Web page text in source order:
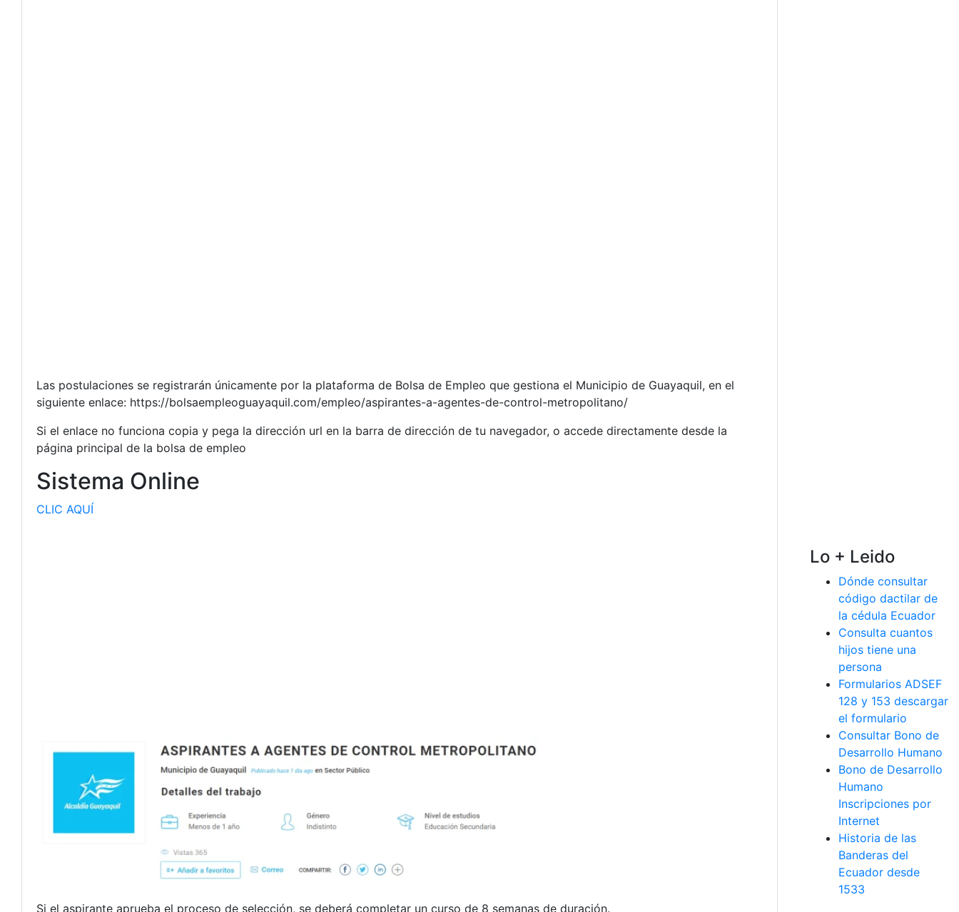
Las postulaciones se registrarán únicamente por la plataforma de Bolsa de Empleo que gestiona el Municipio de Guayaquil, en el
siguiente enlace: https://bolsaempleoguayaquil.com/empleo/aspirantes-a-agentes-de-control-metropolitano/
Si el enlace no funciona copia y pega la dirección url en la barra de dirección de tu navegador, o accede directamente desde la
página principal de la bolsa de empleo
Sistema Online
CLIC AQUÍ
Si el aspirante aprueba el proceso de selección, se deberá completar un curso de 8 semanas de duración.
Lo + Leido
Dónde consultar
código dactilar de
la cédula Ecuador
Consulta cuantos
hijos tiene una
persona
Formularios ADSEF
128 y 153 descargar
el formulario
Consultar Bono de
Desarrollo Humano
Bono de Desarrollo
Humano
Inscripciones por
Internet
Historia de las
Banderas del
Ecuador desde
1533